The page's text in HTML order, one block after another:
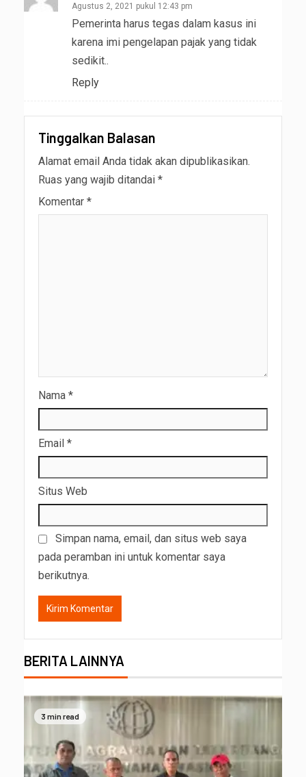
Agustus 2, 2021 pukul 12:43 pm
Pemerinta harus tegas dalam kasus ini
karena imi pengelapan pajak yang tidak
sedikit..
Reply
Tinggalkan Balasan
Alamat email Anda tidak akan dipublikasikan.
Ruas yang wajib ditandai *
Komentar *
Nama *
Email *
Situs Web
Simpan nama, email, dan situs web saya
pada peramban ini untuk komentar saya
berikutnya.
BERITA LAINNYA
3 min read